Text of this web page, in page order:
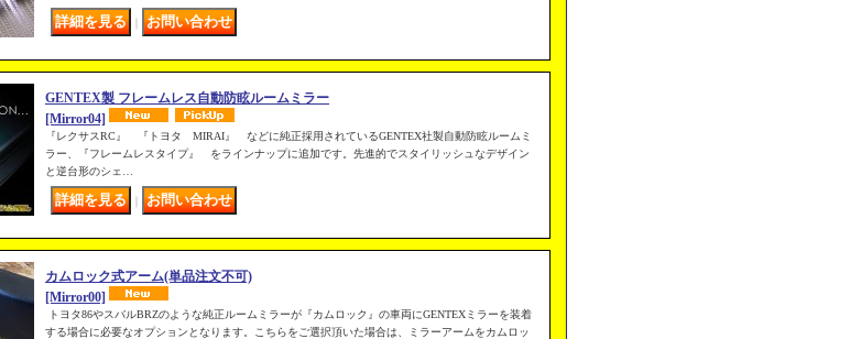
GENTEX製 フレームレス自動防眩ルームミラー
[Mirror04]
『レクサスRC』 『トヨタ MIRAI』 などに純正採用されているGENTEX社製自動防眩ルームミ
ラー、『フレームレスタイプ』 をラインナップに追加です。先進的でスタイリッシュなデザイン
と逆台形のシェ…
カムロック式アーム(単品注文不可)
[Mirror00]
トヨタ86やスバルBRZのような純正ルームミラーが『カムロック』の車両にGENTEXミラーを装着
する場合に必要なオプションとなります。こちらをご選択頂いた場合は、ミラーアームをカムロッ